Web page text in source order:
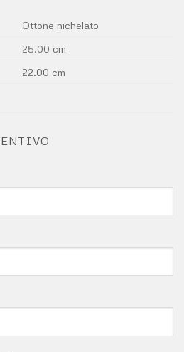
Ottone nichelato
25.00 cm
22.00 cm